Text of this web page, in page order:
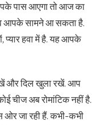
पास आएगा तो आज का
आपके सामने आ सकता है.
प्यार हवा में है. यह आपके
और दिल खुला रखें. आप
चीज अब रोमांटिक नहीं है.
ओर जा रही हैं. कभी-कभी